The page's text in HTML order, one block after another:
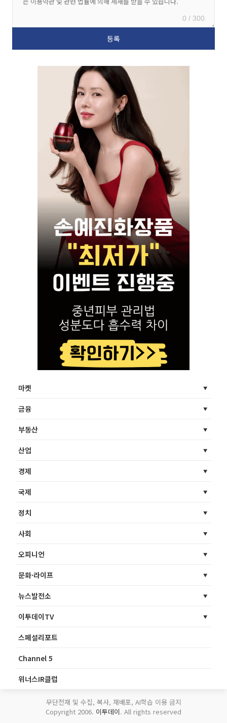
0 / 300
마켓
금융
부동산
산업
경제
국제
정치
사회
오피니언
문화·라이프
뉴스발전소
이투데이TV
스페셜리포트
Channel 5
위너스IR클럽
무단전재 및 수집, 복사, 재배포, AI학습 이용 금지
Copyright 2006. 이투데이. All rights reserved